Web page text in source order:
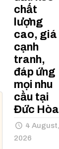
chất
lượng
cao, giá
cạnh
tranh,
đáp ứng
mọi nhu
cầu tại
Đức Hòa
4 August,
2026